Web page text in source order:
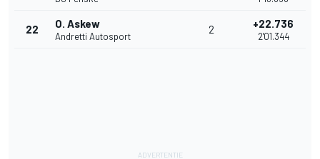
22 O. Askew
Andretti Autosport
2 +22.736
2'01.344